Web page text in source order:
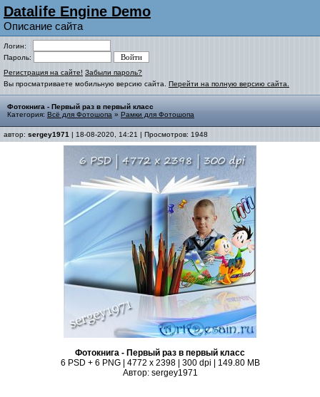
Datalife Engine Demo
Описание сайта
Логин:
Пароль:
Регистрация на сайте! Забыли пароль?
Вы просматриваете мобильную версию сайта. Перейти на полную версию сайта.
Фотокнига - Первый раз в первый класс
Категория: Всё для Фотошопа » Рамки для Фотошопа
автор: sergey1971 | 18-08-2020, 14:21 | Просмотров: 1948
Фотокнига - Первый раз в первый класс
6 PSD + 6 PNG | 4772 x 2398 | 300 dpi | 149.80 MB
Автор: sergey1971